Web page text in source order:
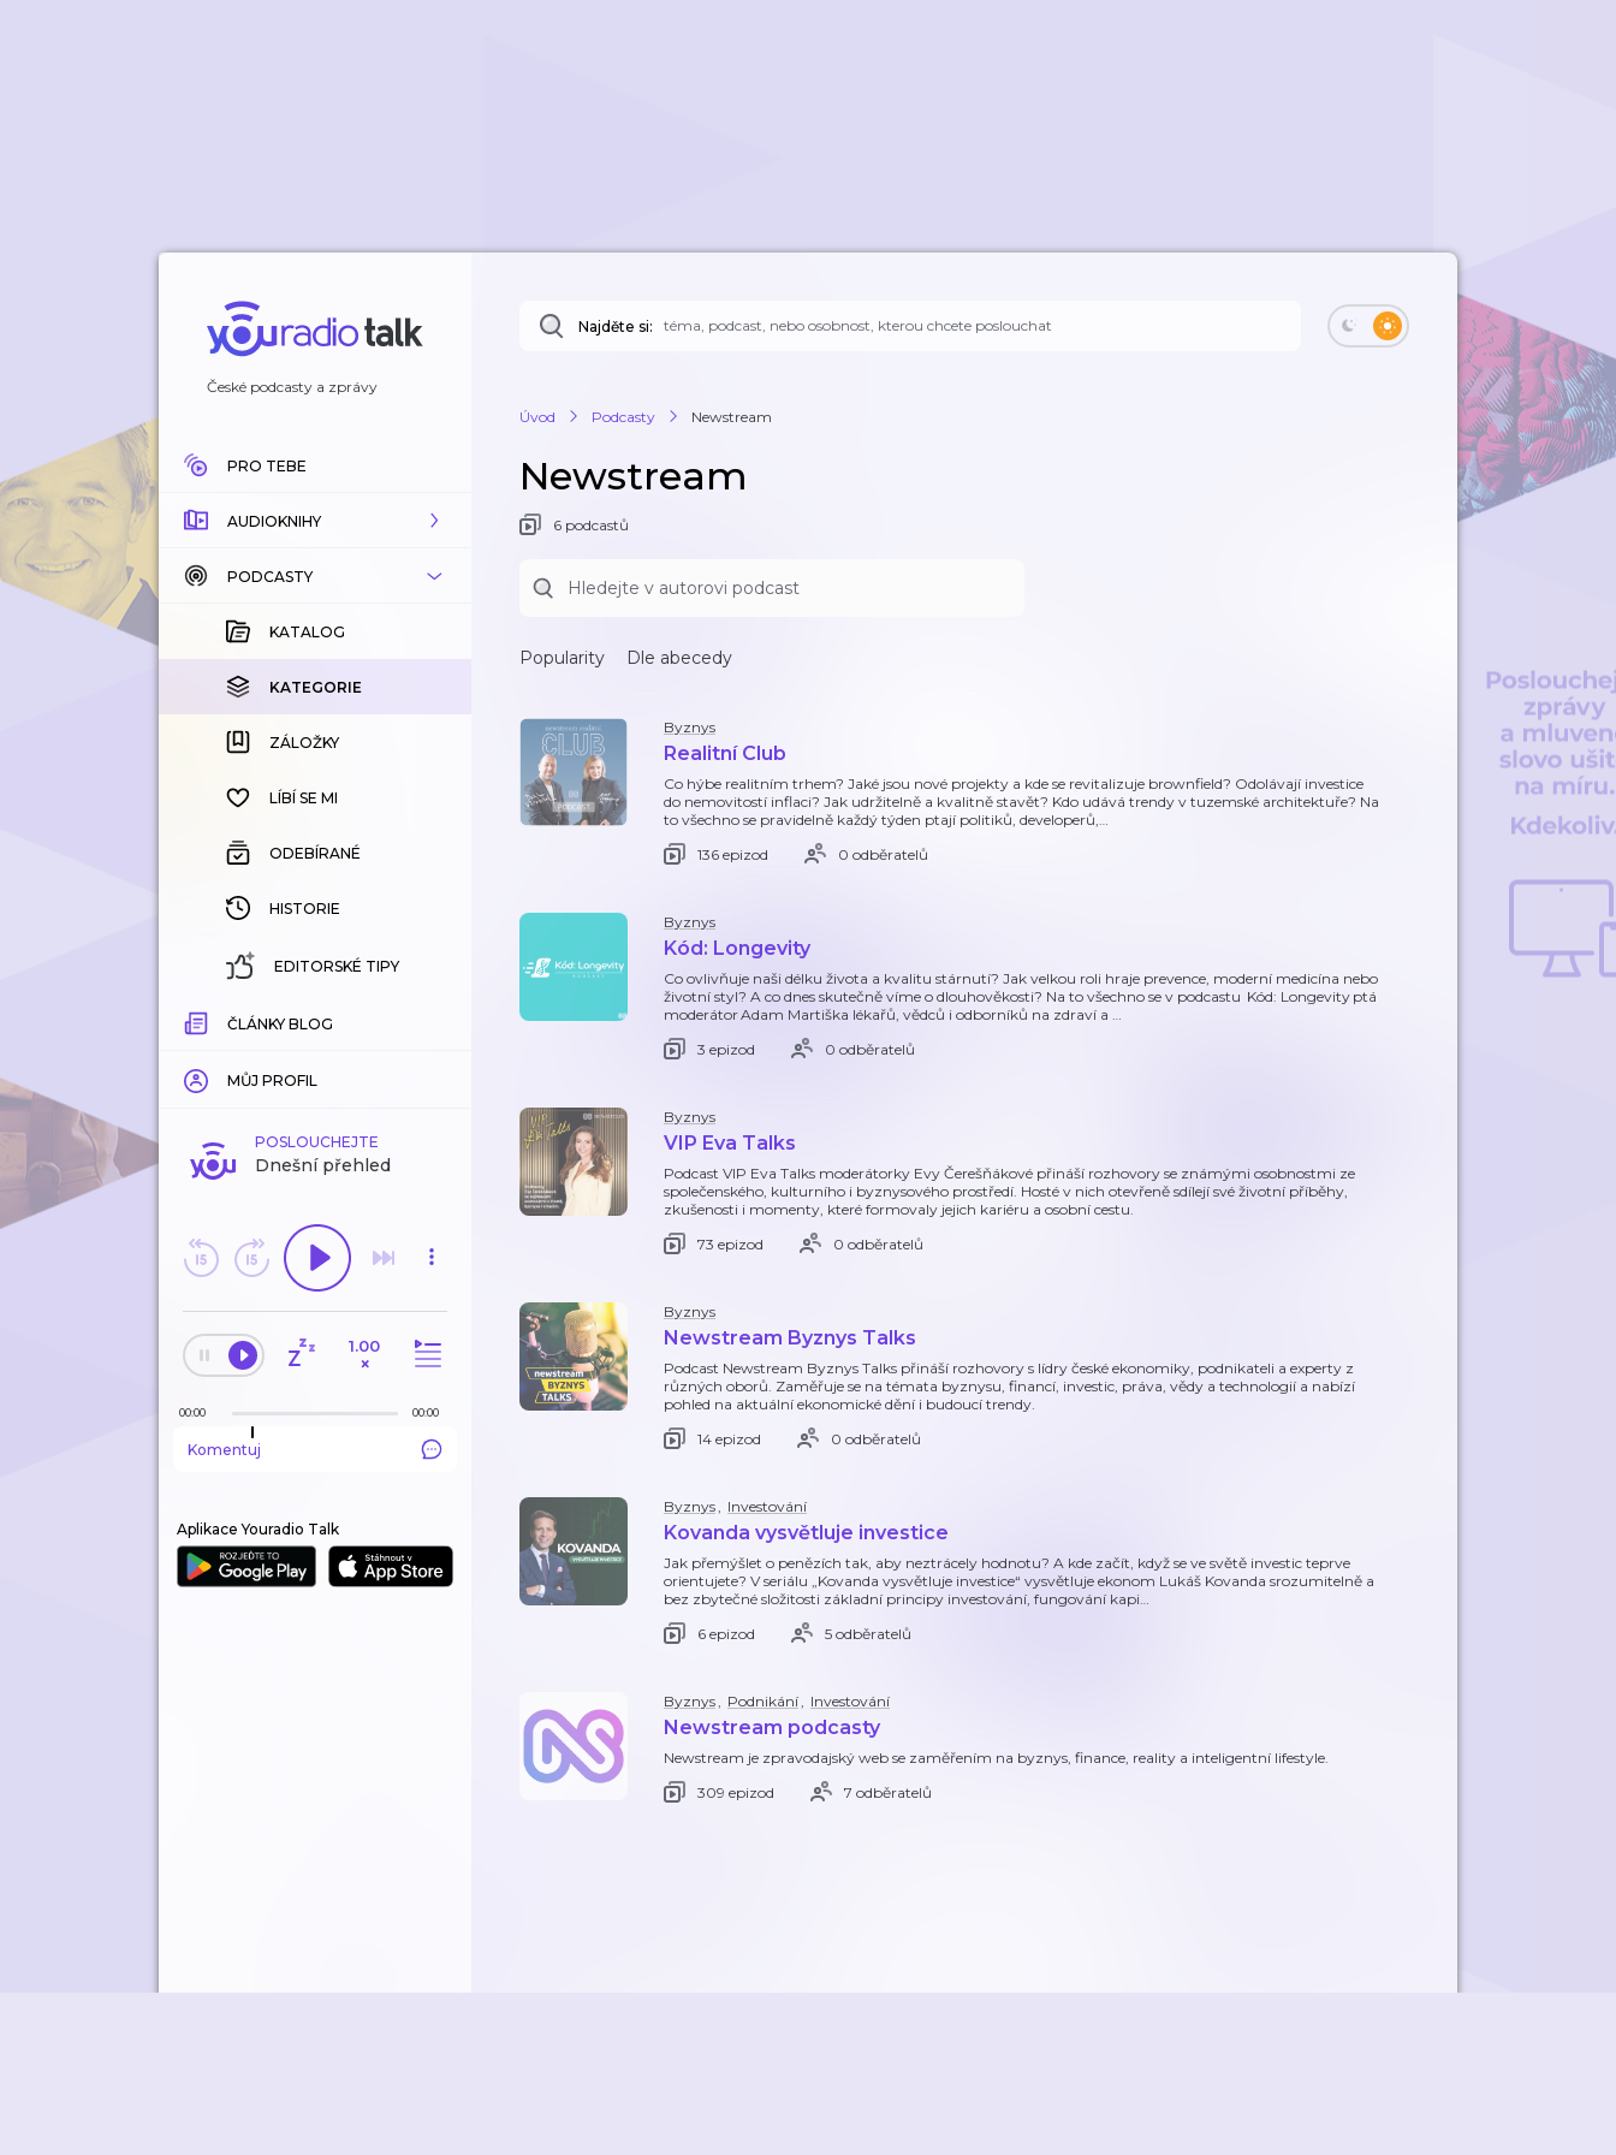
České podcasty a zprávy
PRO TEBE
AUDIOKNIHY
KATALOG
KOUPENÉ
KATEGORIE
ZÁLOŽKY
HISTORIE
PODCASTY
KATALOG
KATEGORIE
ZÁLOŽKY
LÍBÍ SE MI
ODEBÍRANÉ
HISTORIE
EDITORSKÉ TIPY
ČLÁNKY BLOG
MŮJ PROFIL
POSLOUCHEJTE
Dnešní přehled
1.00
×
00:00 00:00
Komentuj
Aplikace Youradio Talk
Najděte si:
Úvod Podcasty Newstream
Newstream
6 podcastů
Popularity Dle abecedy
Byznys
Realitní Club
Co hýbe realitním trhem? Jaké jsou nové projekty a kde se revitalizuje brownfield? Odolávají investice
do nemovitostí inflaci? Jak udržitelně a kvalitně stavět? Kdo udává trendy v tuzemské architektuře? Na
to všechno se pravidelně každý týden ptají politiků, developerů,…
136 epizod
0 odběratelů
Byznys
Kód: Longevity
Co ovlivňuje naši délku života a kvalitu stárnutí? Jak velkou roli hraje prevence, moderní medicína nebo
životní styl? A co dnes skutečně víme o dlouhověkosti? Na to všechno se v podcastu Kód: Longevity ptá
moderátor Adam Martiška lékařů, vědců i odborníků na zdraví a …
3 epizod
0 odběratelů
Byznys
VIP Eva Talks
Podcast VIP Eva Talks moderátorky Evy Čerešňákové přináší rozhovory se známými osobnostmi ze
společenského, kulturního i byznysového prostředí. Hosté v nich otevřeně sdílejí své životní příběhy,
zkušenosti i momenty, které formovaly jejich kariéru a osobní cestu.
73 epizod
0 odběratelů
Byznys
Newstream Byznys Talks
Podcast Newstream Byznys Talks přináší rozhovory s lídry české ekonomiky, podnikateli a experty z
různých oborů. Zaměřuje se na témata byznysu, financí, investic, práva, vědy a technologií a nabízí
pohled na aktuální ekonomické dění i budoucí trendy.
14 epizod
0 odběratelů
Byznys, Investování
Kovanda vysvětluje investice
Jak přemýšlet o penězích tak, aby neztrácely hodnotu? A kde začít, když se ve světě investic teprve
orientujete? V seriálu „Kovanda vysvětluje investice“ vysvětluje ekonom Lukáš Kovanda srozumitelně a
bez zbytečné složitosti základní principy investování, fungování kapi…
6 epizod
5 odběratelů
Byznys, Podnikání, Investování
Newstream podcasty
Newstream je zpravodajský web se zaměřením na byznys, finance, reality a inteligentní lifestyle.
309 epizod
7 odběratelů